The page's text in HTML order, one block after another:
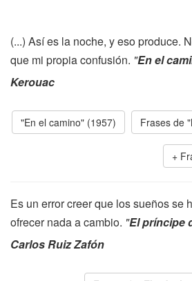
(...) Así es la noche, y eso produce.
que mi propia confusión. "En el
Kerouac
"En el camino" (1957) Frases de "
Es un error creer que los sueños se
ofrecer nada a cambio. "El príncipe
Carlos Ruiz Zafón